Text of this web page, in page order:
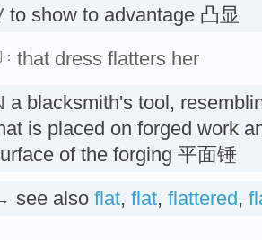
to show to advantage 凸显
that dress flatters her
a blacksmith's tool,
is placed on forged work
of the forging 平面锤
see also flat, flat, flattered,